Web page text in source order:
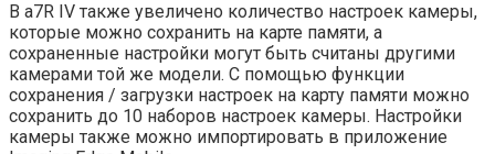
В a7R IV также увеличено количество настроек камеры,
которые можно сохранить на карте памяти, а
сохраненные настройки могут быть считаны другими
камерами той же модели. С помощью функции
сохранения / загрузки настроек на карту памяти можно
сохранить до 10 наборов настроек камеры. Настройки
камеры также можно импортировать в приложение